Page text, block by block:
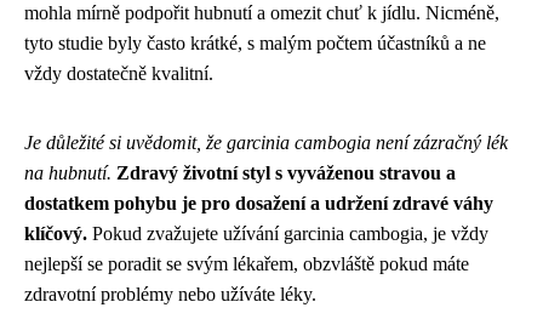
mohla mírně podpořit hubnutí a omezit chuť k jídlu. Nicméně,
tyto studie byly často krátké, s malým počtem účastníků a ne
vždy dostatečně kvalitní.
Je důležité si uvědomit, že garcinia cambogia není zázračný lék
na hubnutí. Zdravý životní styl s vyváženou stravou a
dostatkem pohybu je pro dosažení a udržení zdravé váhy
klíčový. Pokud zvažujete užívání garcinia cambogia, je vždy
nejlepší se poradit se svým lékařem, obzvláště pokud máte
zdravotní problémy nebo užíváte léky.